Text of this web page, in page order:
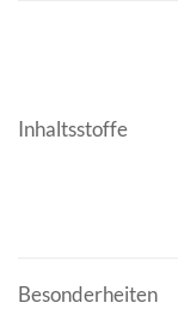
Inhaltsstoffe
Besonderheiten